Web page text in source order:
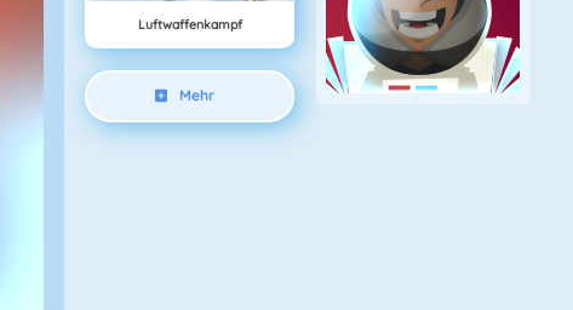
Luftwaffenkampf
Mehr